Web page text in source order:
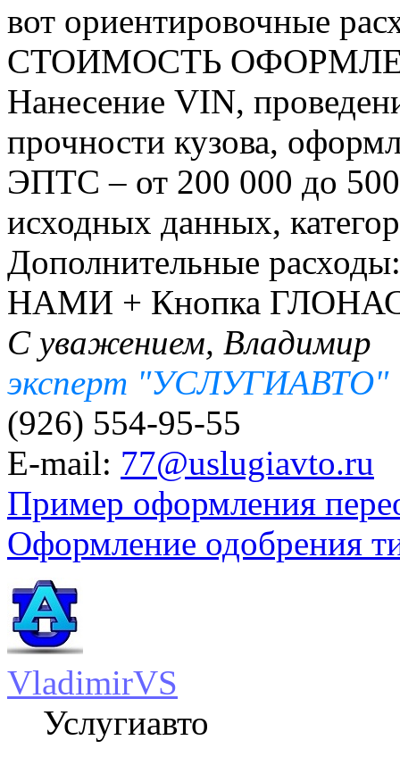
вот ориентировочные
СТОИМОСТЬ
Нанесение VIN,
прочности кузова,
ЭПТС – от 200 000 до
исходных данных,
Дополнительные
НАМИ + Кнопка
С уважением, Владимир
эксперт "УСЛУГИАВТО"
(926) 554-95-55
E-mail: 77@uslugiavto.ru
Пример оформления
Оформление одобрения
VladimirVS
Услугиавто